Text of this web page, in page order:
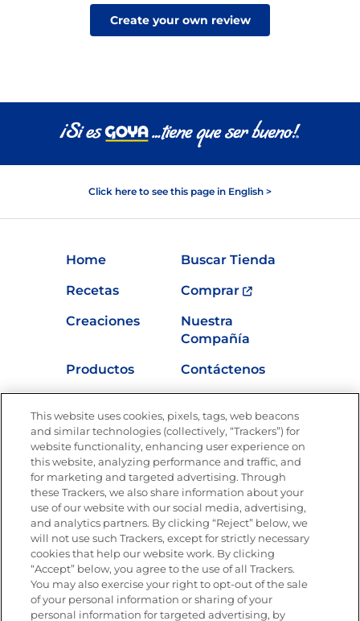
Create your own review
Click here to see this page in English >
Home
Buscar Tienda
Recetas
Comprar
Creaciones
Nuestra
Compañía
Productos
Contáctenos
Nutrición
Únete a La Cocina Goya®
Recibe Nuevas Recetas, Ofertas Especiales y
Promociones
Email(Obligatorio)
This website uses cookies, pixels, tags, web beacons
and similar technologies (collectively, “Trackers”) for
website functionality, enhancing user experience on
this website, analyzing performance and traffic, and
for marketing and targeted advertising. Through
these Trackers, we also share information about your
use of our website with our social media, advertising,
and analytics partners. By clicking “Reject” below, we
will not use such Trackers, except for strictly necessary
cookies that help our website work. By clicking
“Accept” below, you agree to the use of all Trackers.
You may also exercise your right to opt-out of the sale
of your personal information or sharing of your
personal information for targeted advertising, by